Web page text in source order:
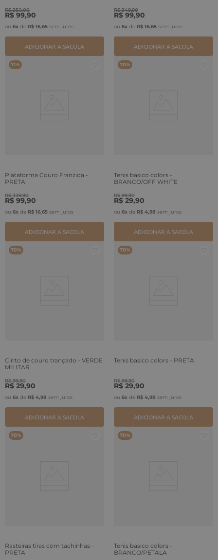
R$ 350,00
R$ 99,90
ou 6x de R$ 16,65 sem juros
ADICIONAR A SACOLA
R$ 349,90
R$ 99,90
ou 6x de R$ 16,65 sem juros
ADICIONAR A SACOLA
71%
Plataforma Couro Franzida -
PRETA
R$ 339,90
R$ 99,90
ou 6x de R$ 16,65 sem juros
ADICIONAR A SACOLA
70%
Tenis basico colors -
BRANCO/OFF WHITE
R$ 99,90
R$ 29,90
ou 6x de R$ 4,98 sem juros
ADICIONAR A SACOLA
70%
Cinto de couro trançado - VERDE
MILITAR
R$ 99,90
R$ 29,90
ou 6x de R$ 4,98 sem juros
ADICIONAR A SACOLA
70%
Tenis basico colors - PRETA
R$ 99,90
R$ 29,90
ou 6x de R$ 4,98 sem juros
ADICIONAR A SACOLA
70%
Rasteiras tiras com tachinhas -
PRETA
70%
Tenis basico colors -
BRANCO/PETALA